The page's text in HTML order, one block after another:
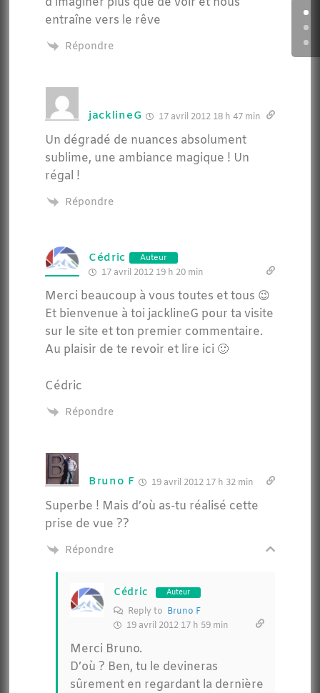
entraîne vers le rêve
Répondre
jacklineG 17 avril 2012 18 h 47 min
Un dégradé de nuances absolument
sublime, une ambiance magique ! Un
régal !
Répondre
Cédric Auteur
17 avril 2012 19 h 20 min
Merci beaucoup à vous toutes et tous 😉
Et bienvenue à toi jacklineG pour ta visite
sur le site et ton premier commentaire.
Au plaisir de te revoir et lire ici 🙂
Cédric
Répondre
Bruno F 19 avril 2012 17 h 32 min
Superbe ! Mais d’où as-tu réalisé cette
prise de vue ??
Répondre
Cédric Auteur
Reply to Bruno F
19 avril 2012 17 h 59 min
Merci Bruno.
D’où ? Ben, tu le devineras
sûrement en regardant la dernière